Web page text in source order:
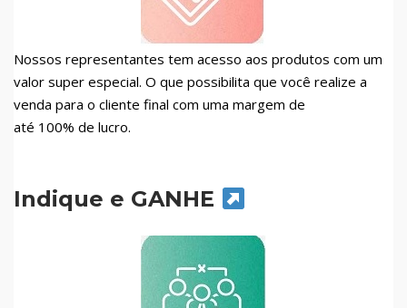
Nossos representantes tem acesso aos produtos com um
valor super especial. O que possibilita que você realize a
venda para o cliente final com uma margem de
até 100% de lucro.
Indique e GANHE